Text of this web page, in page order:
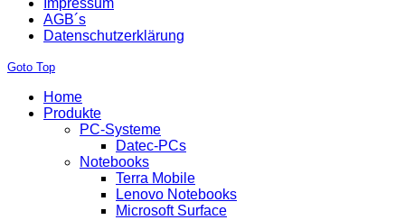
Impressum
AGB´s
Datenschutzerklärung
Goto Top
Home
Produkte
PC-Systeme
Datec-PCs
Notebooks
Terra Mobile
Lenovo Notebooks
Microsoft Surface